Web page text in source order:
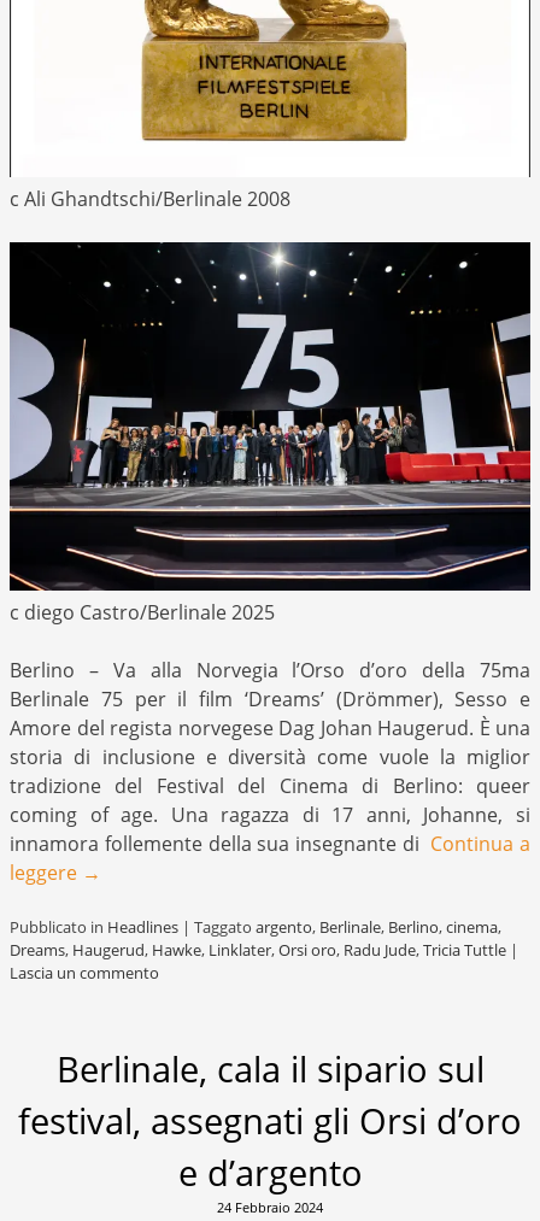
c Ali Ghandtschi/Berlinale 2008
c diego Castro/Berlinale 2025
Berlino – Va alla Norvegia l’Orso d’oro della 75ma
Berlinale 75 per il film ‘Dreams’ (Drömmer), Sesso e
Amore del regista norvegese Dag Johan Haugerud. È una
storia di inclusione e diversità come vuole la miglior
tradizione del Festival del Cinema di Berlino: queer
coming of age. Una ragazza di 17 anni, Johanne, si
innamora follemente della sua insegnante di Continua a
leggere →
Pubblicato in Headlines | Taggato argento, Berlinale, Berlino,cinema,
Dreams, Haugerud, Hawke, Linklater,Orsi oro, Radu Jude,Tricia Tuttle |
Lascia un commento
Berlinale, cala il sipario sul
festival, assegnati gli Orsi d’oro
e d’argento
24 Febbraio 2024